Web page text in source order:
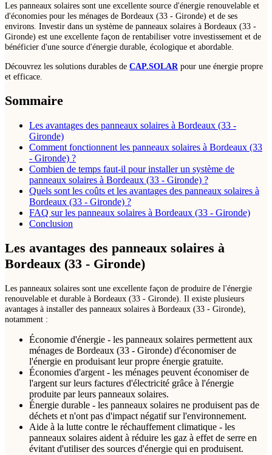
Les panneaux solaires sont une excellente source d'énergie renouvelable et
d'économies pour les ménages de Bordeaux (33 - Gironde) et de ses
environs. Investir dans un système de panneaux solaires à Bordeaux (33 -
Gironde) est une excellente façon de rentabiliser votre investissement et de
bénéficier d'une source d'énergie durable, écologique et abordable.
Découvrez les solutions durables de CAP.SOLAR pour une énergie propre
et efficace.
Sommaire
Les avantages des panneaux solaires à Bordeaux (33 -
Gironde)
Comment fonctionnent les panneaux solaires à Bordeaux (33
- Gironde) ?
Combien de temps faut-il pour installer un système de
panneaux solaires à Bordeaux (33 - Gironde) ?
Quels sont les coûts et les avantages des panneaux solaires à
Bordeaux (33 - Gironde) ?
FAQ sur les panneaux solaires à Bordeaux (33 - Gironde)
Conclusion
Les avantages des panneaux solaires à
Bordeaux (33 - Gironde)
Les panneaux solaires sont une excellente façon de produire de l'énergie
renouvelable et durable à Bordeaux (33 - Gironde). Il existe plusieurs
avantages à installer des panneaux solaires à Bordeaux (33 - Gironde),
notamment :
Économie d'énergie - les panneaux solaires permettent aux
ménages de Bordeaux (33 - Gironde) d'économiser de
l'énergie en produisant leur propre énergie gratuite.
Économies d'argent - les ménages peuvent économiser de
l'argent sur leurs factures d'électricité grâce à l'énergie
produite par leurs panneaux solaires.
Énergie durable - les panneaux solaires ne produisent pas de
déchets et n'ont pas d'impact négatif sur l'environnement.
Aide à la lutte contre le réchauffement climatique - les
panneaux solaires aident à réduire les gaz à effet de serre en
évitant d'utiliser des sources d'énergie qui en produisent.